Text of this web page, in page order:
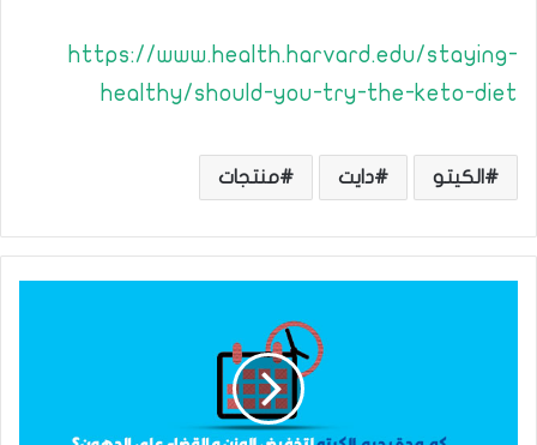
https://www.health.harvard.edu/staying-
healthy/should-you-try-the-keto-diet
الكيتو دايت منتجات